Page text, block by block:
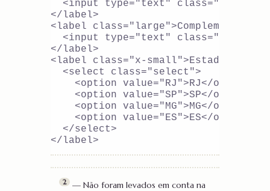
<input type="text"
</label>
<label class="large">Complemento *
<input type="text"
</label>
<label class="x-small">Estado *
  <select class="select">
    <option value="RJ">RJ</option>
    <option value="SP">SP</option>
    <option value="MG">MG</option>
    <option value="ES">ES</option>
  </select>
2 — Não foram levados em conta na